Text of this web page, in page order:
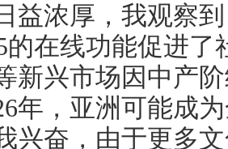
益浓厚，我观察
的在线功能促进
新兴市场因中产
年，亚洲可能成
兴奋，由于更多